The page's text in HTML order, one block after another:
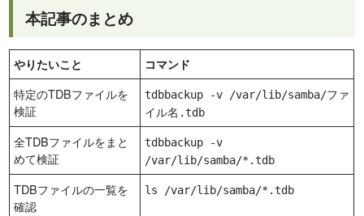
本記事のまとめ
やりたいこと コマンド
特定のTDBファイルを
検証
tdbbackup -v /var/lib/samba/ファ
イル名.tdb
全TDBファイルをまと
めて検証
tdbbackup -v
/var/lib/samba/*.tdb
TDBファイルの一覧を
確認
ls /var/lib/samba/*.tdb